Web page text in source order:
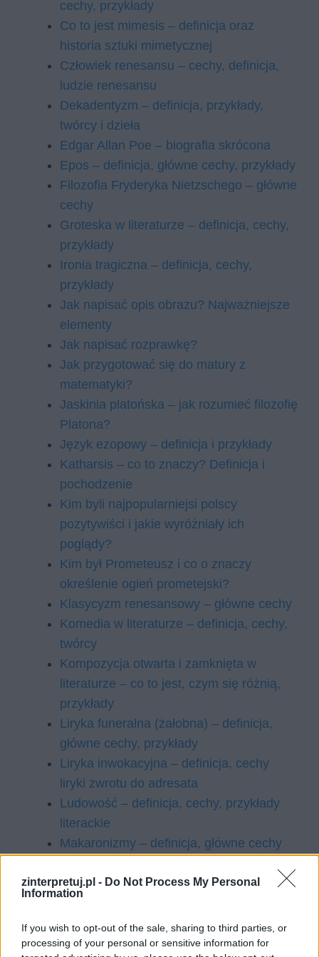
zinterpretuj.pl - Do Not Process My Personal
Information
If you wish to opt-out of the sale, sharing to third parties, or
processing of your personal or sensitive information for
cechy, przykłady
Co to jest mimesis – definicja oraz
historia sztuki mimetycznej
Człowiek renesansu – cechy, definicja,
ludzie renesansu
Dekadentyzm – definicja, przykłady,
twórcy i dzieła
Edgar Allan Poe – biografia skrócona
Epos – definicja, główne cechy, przykłady
Filozofia Fryderyka Nietzschego – główne
cechy
Groteska w literaturze – definicja, cechy,
przykłady
Ironia tragiczna – definicja, cechy,
przykłady
Jak napisać opis obrazu? Najważniejsze
elementy
Jak napisać rozprawkę?
Jak przygotować się do matury z
matematyki?
Jaskinia platońska – jak rozumieć filozofię
Platona?
Język ezopowy – definicja i przykłady
Katharsis – co to znaczy? Definicja i
pochodzenie
Kim byli najpopularniejsi polscy
pozytywiści i jakie wyróżniały ich
poglądy?
Kim był Prometeusz i co o znaczy
określenie ogień prometejski?
Klasycyzm renesansowy – główne cechy
Komedia w literaturze – definicja, cechy,
twórcy
Kompozycja otwarta i zamknięta w
literaturze – co to jest, czym się różnią,
przykłady
Liryka funeralna (żałobna) – definicja,
główne cechy, przykłady
Liryka inwokacyjna – definicja, cechy
liryki zwrotu do adresata
Ludowość – definicja, cechy, przykłady
literackie
Makaronizmy – definicja, główne cechy
przedstawiciele
Mieczysław Jastrun – biografia
Neologizmy – definicja, przykłady, jak